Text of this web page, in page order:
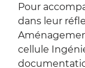
Pour
dans leur
cellule